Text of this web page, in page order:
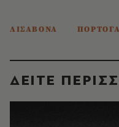
ΛΙΣΑΒΟΝΑ
ΔΕΙΤΕ